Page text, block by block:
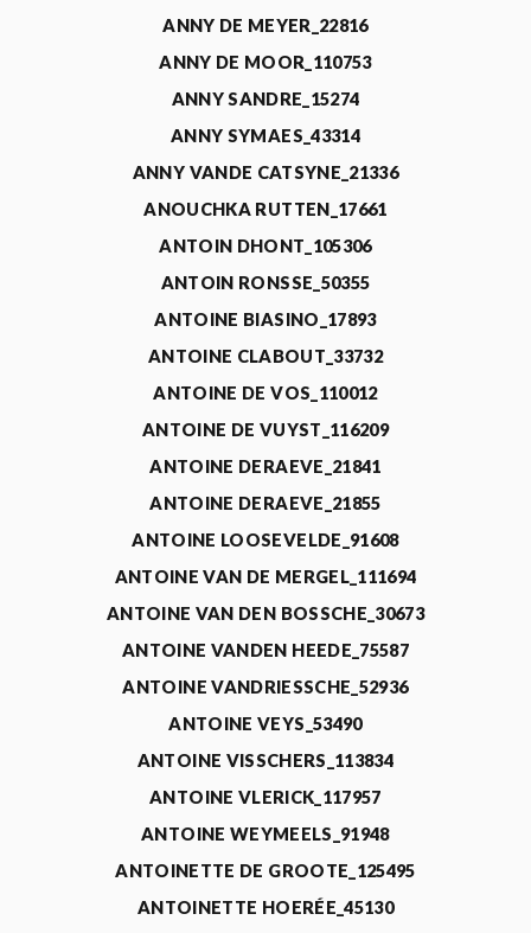
ANNY DE MEYER_22816
ANNY DE MOOR_110753
ANNY SANDRE_15274
ANNY SYMAES_43314
ANNY VANDE CATSYNE_21336
ANOUCHKA RUTTEN_17661
ANTOIN DHONT_105306
ANTOIN RONSSE_50355
ANTOINE BIASINO_17893
ANTOINE CLABOUT_33732
ANTOINE DE VOS_110012
ANTOINE DE VUYST_116209
ANTOINE DERAEVE_21841
ANTOINE DERAEVE_21855
ANTOINE LOOSEVELDE_91608
ANTOINE VAN DE MERGEL_111694
ANTOINE VAN DEN BOSSCHE_30673
ANTOINE VANDEN HEEDE_75587
ANTOINE VANDRIESSCHE_52936
ANTOINE VEYS_53490
ANTOINE VISSCHERS_113834
ANTOINE VLERICK_117957
ANTOINE WEYMEELS_91948
ANTOINETTE DE GROOTE_125495
ANTOINETTE HOERÉE_45130